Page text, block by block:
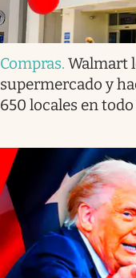
Compras. Walmart
supermercado y
650 locales en